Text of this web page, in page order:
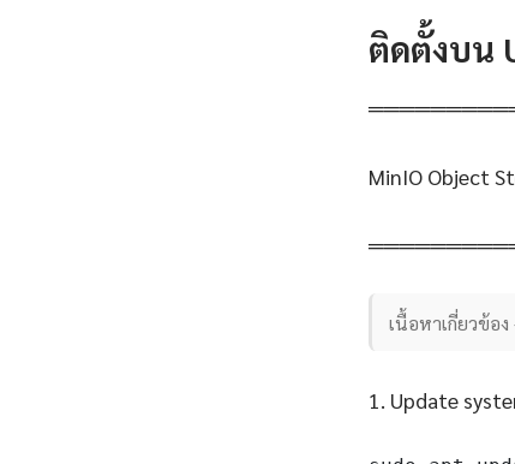
ติดตั้งบน
MinIO Object
เนื้อหาเกี่ยวข้อ
1. Update